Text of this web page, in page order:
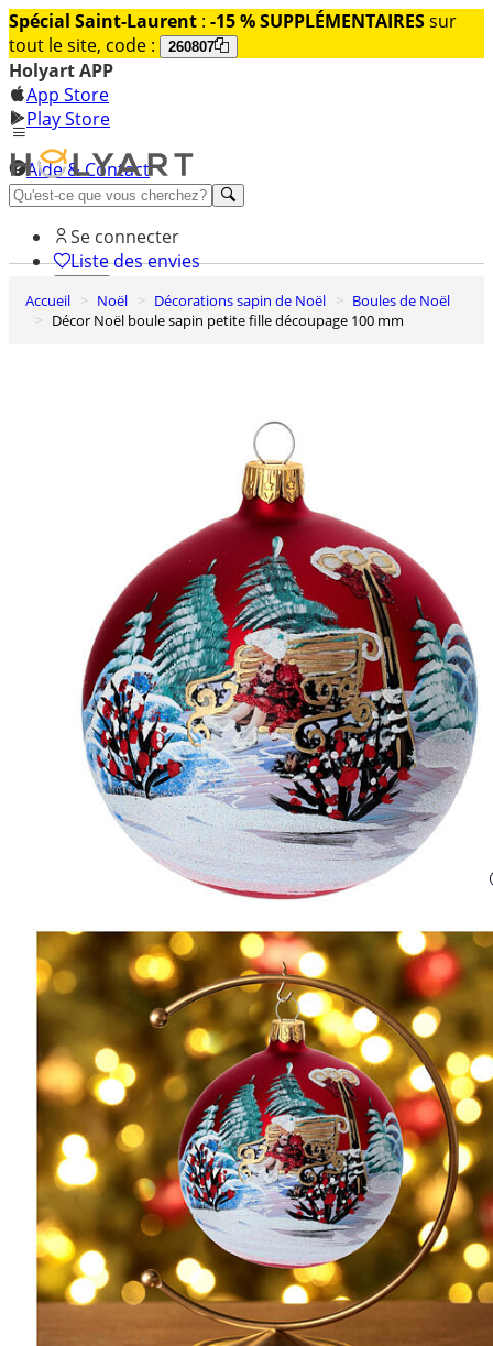
Spécial Saint-Laurent : -15 % SUPPLÉMENTAIRESsur
tout le site, code :
260807
Holyart APP
App Store
Play Store
Aide & Contact
Découvrez Premium
Se connecter
Liste des envies
0
Panier
Accueil Noël Décorations sapin de Noël
Boules de Noël
Décor Noël boule sapin petite fille découpage 100 mm